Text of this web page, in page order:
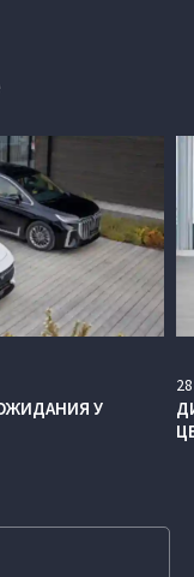
У
28